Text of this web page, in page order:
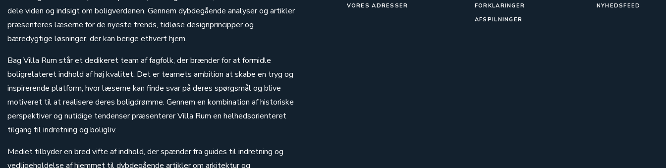
dele viden og indsigt om boligverdenen. Gennem dybdegående analyser og artikler
præsenteres læserne for de nyeste trends, tidløse designprincipper og
bæredygtige løsninger, der kan berige ethvert hjem.
Bag Villa Rum står et dedikeret team af fagfolk, der brænder for at formidle
boligrelateret indhold af høj kvalitet. Det er teamets ambition at skabe en tryg og
inspirerende platform, hvor læserne kan finde svar på deres spørgsmål og blive
motiveret til at realisere deres boligdrømme. Gennem en kombination af historiske
perspektiver og nutidige tendenser præsenterer Villa Rum en helhedsorienteret
tilgang til indretning og boligliv.
Mediet tilbyder en bred vifte af indhold, der spænder fra guides til indretning og
vedligeholdelse af hjemmet til dybdegående artikler om arkitektur og
VORES ADRESSER
FORKLARINGER
AFSPILNINGER
NYHEDSFEED